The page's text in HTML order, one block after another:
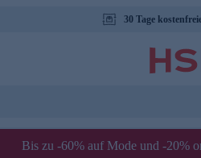
30 Tage
Bis zu -60% auf Mode und -20%